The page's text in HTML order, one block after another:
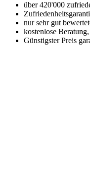
über 420'000
nur sehr gut
kostenlose
Günstigster Preis